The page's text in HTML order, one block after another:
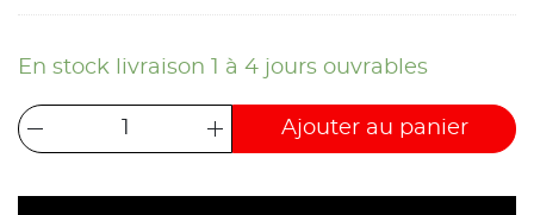
En stock livraison 1 à 4 jours ouvrables
Ajouter au panier